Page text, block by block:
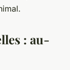
: au-